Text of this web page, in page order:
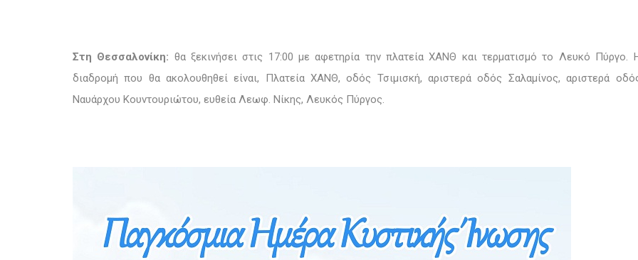
Στη Θεσσαλονίκη: θα ξεκινήσει στις 17:00 με αφετηρία την πλατεία ΧΑΝΘ και τερματισμό το Λευκό Πύργο.
διαδρομή που θα ακολουθηθεί είναι, Πλατεία ΧΑΝΘ, οδός Τσιμισκή, αριστερά οδός Σαλαμίνος, αριστερά
Ναυάρχου Κουντουριώτου, ευθεία Λεωφ. Νίκης, Λευκός Πύργος.